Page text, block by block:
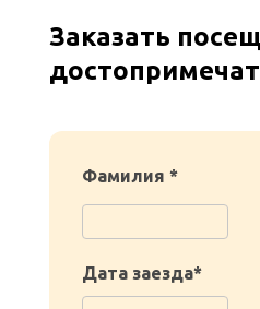
Заказать
Фамилия *
Дата заезда*